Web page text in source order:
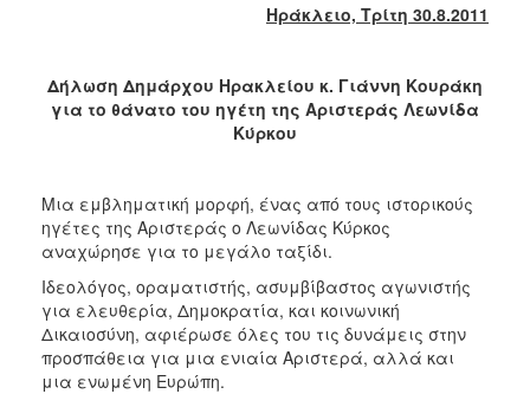
Ηράκλειο, Τρίτη 30.8.2011
Δήλωση Δημάρχου Ηρακλείου κ. Γιάννη Κουράκη
για το θάνατο του ηγέτη της Αριστεράς Λεωνίδα
Κύρκου
Μια εμβληματική μορφή, ένας από τους ιστορικούς
ηγέτες της Αριστεράς ο Λεωνίδας Κύρκος
αναχώρησε για το μεγάλο ταξίδι.
Ιδεολόγος, οραματιστής, ασυμβίβαστος αγωνιστής
για ελευθερία, Δημοκρατία, και κοινωνική
Δικαιοσύνη, αφιέρωσε όλες του τις δυνάμεις στην
προσπάθεια για μια ενιαία Αριστερά, αλλά και
μια ενωμένη Ευρώπη.